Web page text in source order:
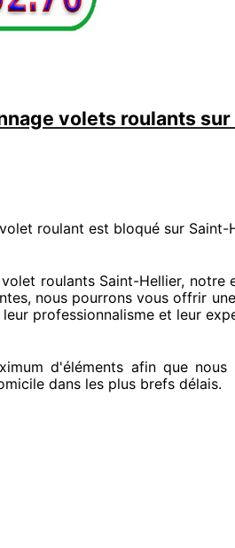
volets roulants
roulant est bloqué sur Saint-
roulants Saint-Hellier, notre
, nous pourrons vous offrir
professionnalisme et leur
d'éléments afin que nous
dans les plus brefs délais.